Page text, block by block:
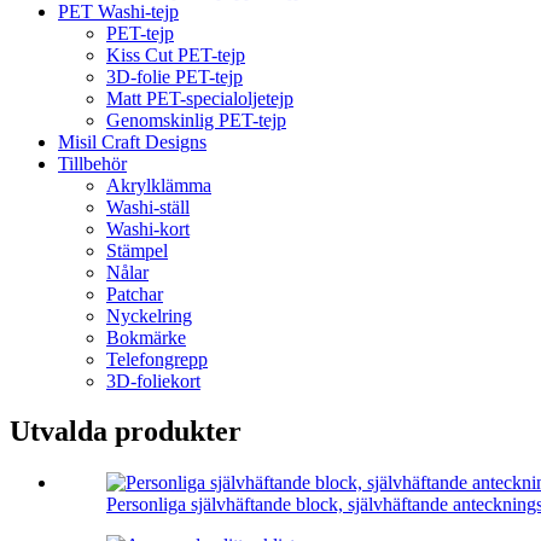
PET Washi-tejp
PET-tejp
Kiss Cut PET-tejp
3D-folie PET-tejp
Matt PET-specialoljetejp
Genomskinlig PET-tejp
Misil Craft Designs
Tillbehör
Akrylklämma
Washi-ställ
Washi-kort
Stämpel
Nålar
Patchar
Nyckelring
Bokmärke
Telefongrepp
3D-foliekort
Utvalda produkter
Personliga självhäftande block, självhäftande